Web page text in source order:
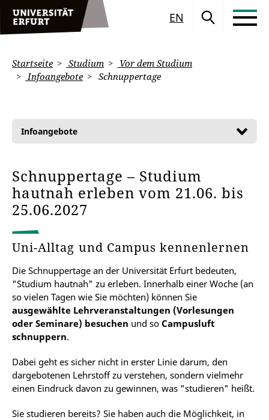
EN
Startseite Studium
Vor dem Studium
Infoangebote
Schnuppertage
Infoangebote
Schnuppertage – Studium
hautnah erleben vom 21.06. bis
25.06.2027
Uni-Alltag und Campus kennenlernen
Die Schnuppertage an der Universität Erfurt bedeuten,
"Studium hautnah" zu erleben. Innerhalb einer Woche (an
so vielen Tagen wie Sie möchten) können Sie
ausgewählte Lehrveranstaltungen (Vorlesungen
oder Seminare) besuchen und so Campusluft
schnuppern.
Dabei geht es sicher nicht in erster Linie darum, den
dargebotenen Lehrstoff zu verstehen, sondern vielmehr
einen Eindruck davon zu gewinnen, was "studieren" heißt.
Sie studieren bereits? Sie haben auch die Möglichkeit, in